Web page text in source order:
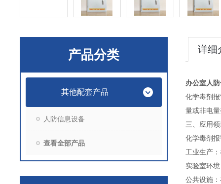
产品分类
其他配套产品
人防信息设备
查看全部产品
详细
办公室人
化学毒剂
量或非电
三、应用
化学毒剂
工业生产
实验室环
公共设施